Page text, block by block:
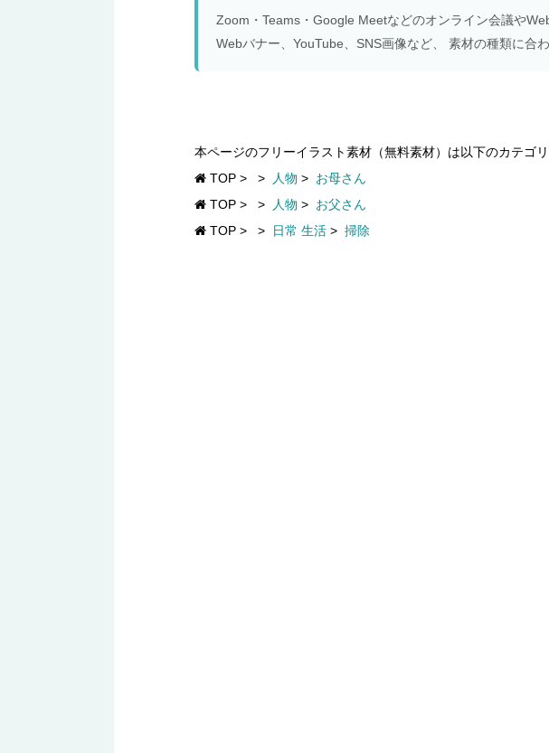
Zoom・Teams・Google Meetなどのオンライン会議や
Webバナー、YouTube、SNS画像など、 素材の種類に合
本ページのフリーイラスト素材（無料素材）は以下のカテゴリ
TOP > > 人物 > お母さん
TOP > > 人物 > お父さん
TOP > > 日常 生活 > 掃除